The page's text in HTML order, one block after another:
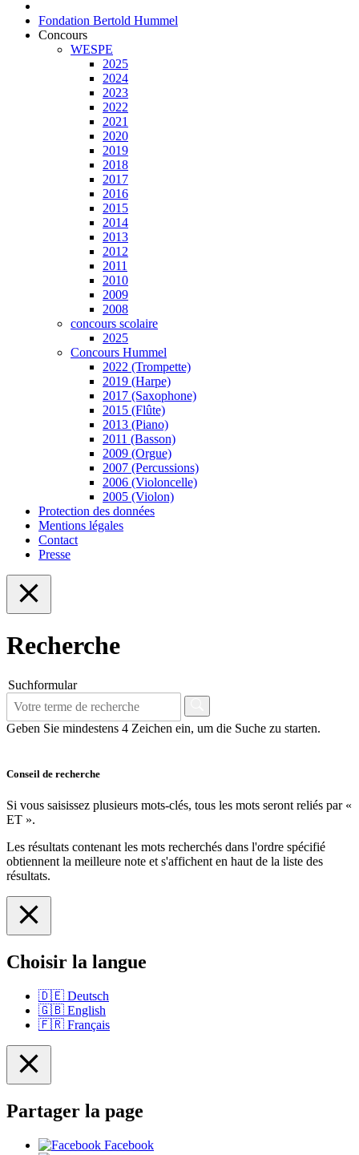
Fondation Bertold Hummel
Concours
WESPE
2025
2024
2023
2022
2021
2020
2019
2018
2017
2016
2015
2014
2013
2012
2011
2010
2009
2008
concours scolaire
2025
Concours Hummel
2022 (Trompette)
2019 (Harpe)
2017 (Saxophone)
2015 (Flûte)
2013 (Piano)
2011 (Basson)
2009 (Orgue)
2007 (Percussions)
2006 (Violoncelle)
2005 (Violon)
Protection des données
Mentions légales
Contact
Presse
Recherche
Suchformular
Geben Sie mindestens 4 Zeichen ein, um die Suche zu starten.
Conseil de recherche
Si vous saisissez plusieurs mots-clés, tous les mots seront reliés par «
ET ».
Les résultats contenant les mots recherchés dans l'ordre spécifié
obtiennent la meilleure note et s'affichent en haut de la liste des
résultats.
Choisir la langue
🇩🇪 Deutsch
🇬🇧 English
🇫🇷 Français
Partager la page
Facebook